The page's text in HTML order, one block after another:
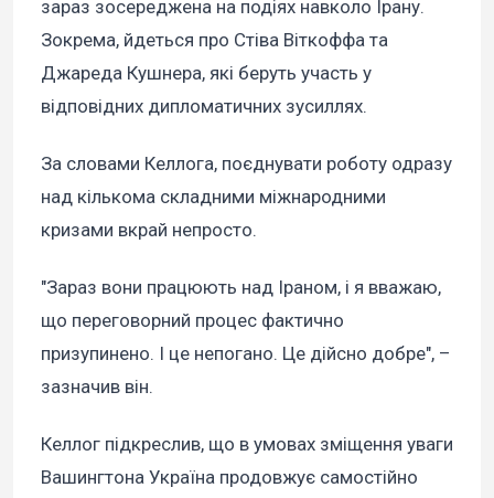
зараз зосереджена на подіях навколо Ірану.
Зокрема, йдеться про Стіва Віткоффа та
Джареда Кушнера, які беруть участь у
відповідних дипломатичних зусиллях.
За словами Келлога, поєднувати роботу одразу
над кількома складними міжнародними
кризами вкрай непросто.
"Зараз вони працюють над Іраном, і я вважаю,
що переговорний процес фактично
призупинено. І це непогано. Це дійсно добре", –
зазначив він.
Келлог підкреслив, що в умовах зміщення уваги
Вашингтона Україна продовжує самостійно